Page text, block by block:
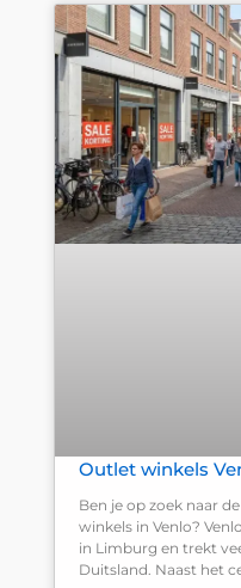
Outlet winkels
Ben je op zoek naar
winkels in Venlo?
in Limburg en trekt
Duitsland. Naast het